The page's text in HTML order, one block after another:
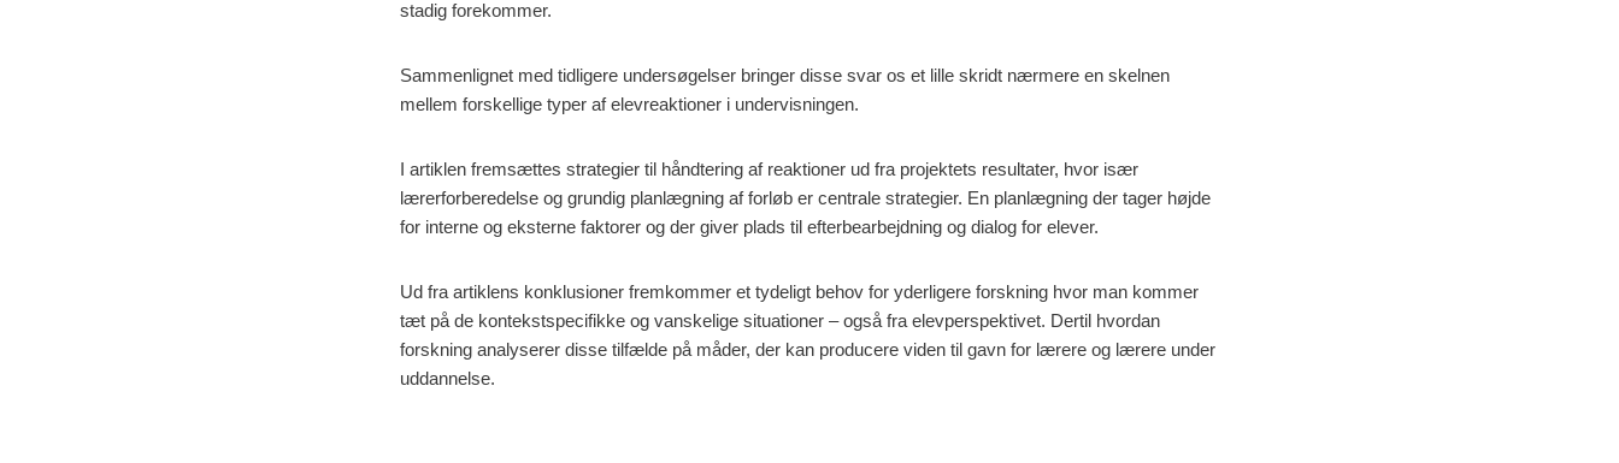
stadig forekommer.
Sammenlignet med tidligere undersøgelser bringer disse svar os et lille skridt nærmere en skelnen
mellem forskellige typer af elevreaktioner i undervisningen.
I artiklen fremsættes strategier til håndtering af reaktioner ud fra projektets resultater, hvor især
lærerforberedelse og grundig planlægning af forløb er centrale strategier. En planlægning der tager højde
for interne og eksterne faktorer og der giver plads til efterbearbejdning og dialog for elever.
Ud fra artiklens konklusioner fremkommer et tydeligt behov for yderligere forskning hvor man kommer
tæt på de kontekstspecifikke og vanskelige situationer – også fra elevperspektivet. Dertil hvordan
forskning analyserer disse tilfælde på måder, der kan producere viden til gavn for lærere og lærere under
uddannelse.